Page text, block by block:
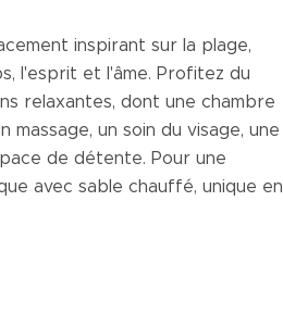
inspirant sur la plage,
l'esprit et l'âme. Profitez du
relaxantes, dont une chambre
un soin du visage, une
de détente. Pour une
avec sable chauffé, unique en